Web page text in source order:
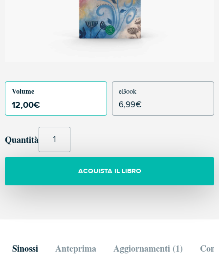
Volume
12,00€
eBook
6,99€
Quantità
ACQUISTA IL LIBRO
Sinossi Anteprima Aggiornamenti (1)